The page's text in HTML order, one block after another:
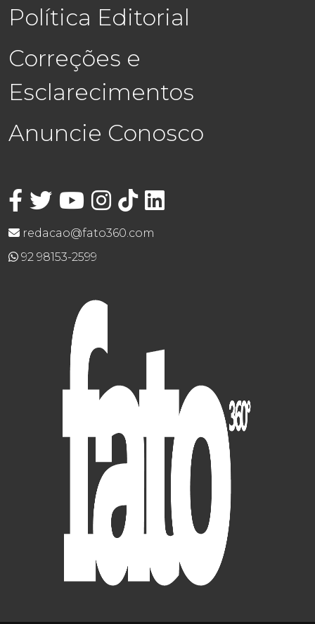
Política Editorial
Correções e
Esclarecimentos
Anuncie Conosco
redacao@fato360.com
92 98153-2599